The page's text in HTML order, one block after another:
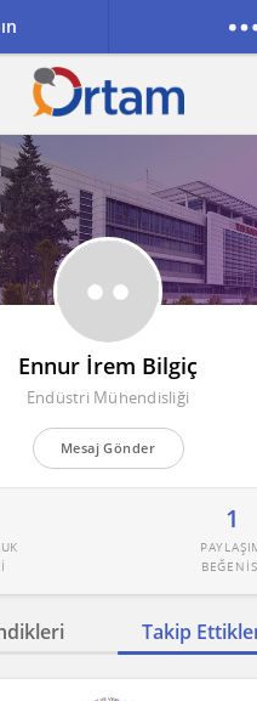
Ennur İrem Bilgiç
Endüstri Mühendisliği
Mesaj Gönder
1
Takip